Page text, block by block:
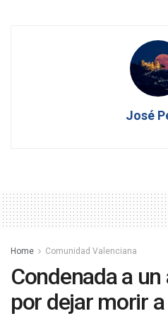
José
Home Comunidad Valenciana
Condenada a
por dejar morir